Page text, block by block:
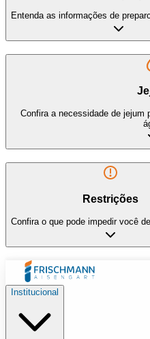
Entenda as informações de
Confira a necessidade de jejum
Restrições
Confira o que pode impedir você
Institucional